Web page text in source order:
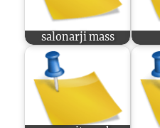
salonarji mass